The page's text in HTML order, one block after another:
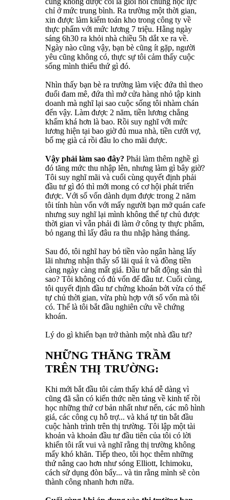
chỉ ở mức trung bình. Ra trường một thời gian,
xin được làm kiểm toán kho trong công ty về
thực phẩm với mức lương 7 triệu. Hằng ngày
sáng 6h30 ra khỏi nhà chiều 5h dắt xe ra về.
Ngày nào cũng vậy, bạn bè cũng ít gặp, người
yêu cũng không có, thực sự tôi cảm thấy cuộc
sống mình thiếu thứ gì đó.
Nhìn thấy bạn bè ra trường làm việc đứa thì theo
đuổi đam mê, đứa thì mở cửa hàng nhỏ tập kinh
doanh mà nghĩ lại sao cuộc sống tôi nhàm chán
đến vậy. Làm được 2 năm, tiền lương chẳng
khấm khá hơn là bao. Rồi suy nghĩ với mức
lương hiện tại bao giờ đủ mua nhà, tiền cưới vợ,
bố mẹ già cả rồi đâu lo cho mãi được.
Vậy phải làm sao đây? Phải làm thêm nghề gì
đó tăng mức thu nhập lên, nhưng làm gì bây giờ?
Tôi suy nghĩ mãi và cuối cùng quyết định phải
đầu tư gì đó thì mới mong có cơ hội phát triển
được. Với số vốn dành dụm được trong 2 năm
tôi tính hùn vốn với mấy người bạn mở quán cafe
nhưng suy nghĩ lại mình không thể tự chủ được
thời gian vì vẫn phải đi làm ở công ty thực phẩm,
bỏ ngang thì lấy đâu ra thu nhập hàng tháng.
Sau đó, tôi nghĩ hay bỏ tiền vào ngân hàng lấy
lãi nhưng nhận thấy số lãi quá ít và đồng tiền
càng ngày càng mất giá. Đầu tư bất động sản thì
sao? Tôi không có đủ vốn để đầu tư. Cuối cùng,
tôi quyết định đầu tư chứng khoán bởi vừa có thể
tự chủ thời gian, vừa phù hợp với số vốn mà tôi
có. Thế là tôi bắt đầu nghiên cứu về chứng
khoán.
Lý do gì khiến bạn trở thành một nhà đầu tư?
NHỮNG THĂNG TRẦM
TRÊN THỊ TRƯỜNG:
Khi mới bắt đầu tôi cảm thấy khá dễ dàng vì
cũng đã sẵn có kiến thức nền tảng về kinh tế rồi
học những thứ cơ bản nhất như nến, các mô hình
giá, các công cụ hỗ trợ... và khá tự tin bắt đầu
cuộc hành trình trên thị trường. Tôi lập một tài
khoản và khoản đầu tư đầu tiên của tôi có lời
khiến tôi rất vui và nghĩ rằng thị trường không
mấy khó khăn. Tiếp theo, tôi học thêm những
thứ nâng cao hơn như sóng Elliott, Ichimoku,
cách sử dụng đòn bẩy... và tin rằng mình sẽ còn
thành công nhanh hơn nữa.